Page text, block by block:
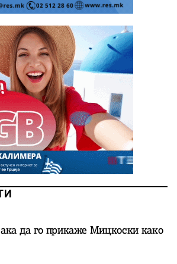
да го прикаже Мицкоски како